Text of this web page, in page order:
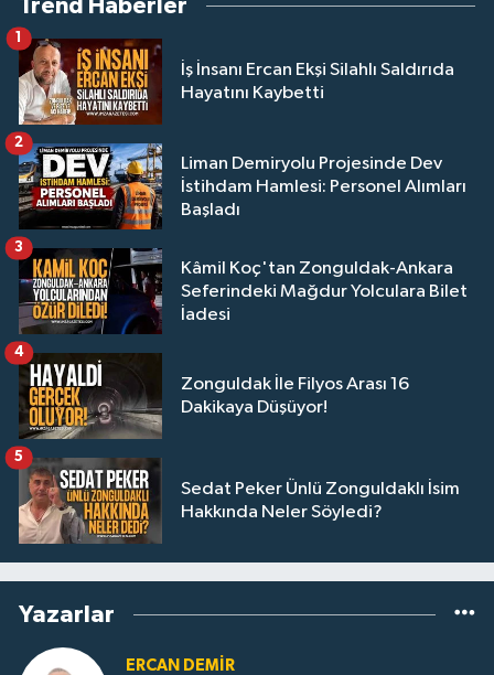
Trend Haberler
İş İnsanı Ercan Ekşi Silahlı Saldırıda
Hayatını Kaybetti
1
Liman Demiryolu Projesinde Dev
İstihdam Hamlesi: Personel Alımları
Başladı
2
Kâmil Koç'tan Zonguldak-Ankara
Seferindeki Mağdur Yolculara Bilet
İadesi
3
Zonguldak İle Filyos Arası 16
Dakikaya Düşüyor!
4
Sedat Peker Ünlü Zonguldaklı İsim
Hakkında Neler Söyledi?
5
Yazarlar
ERCAN DEMIR